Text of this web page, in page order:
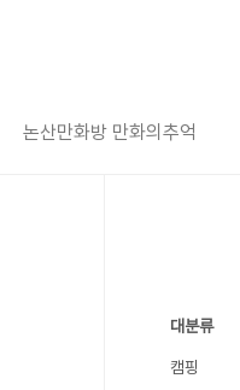
논산만화방 만화의추억
대분류
캠핑